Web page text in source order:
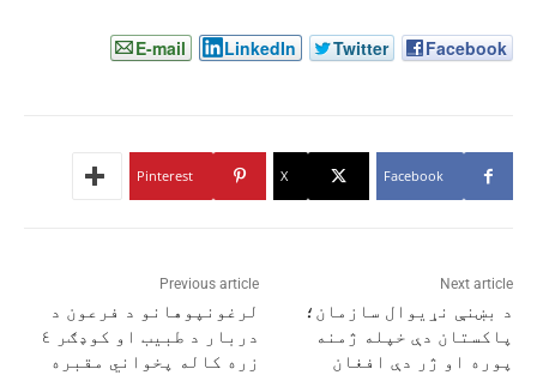
Facebook
Twitter
LinkedIn
E-mail
Facebook
X
Pinterest
Previous article
لرغونپوهانو د فرعون د
دربار د طبیب او کوډګر ٤
زره کاله پخواني مقبره
Next article
د بښنې نړیوال سازمان؛
پاکستان دې خپله ژمنه
پوره او ژر دې افغان